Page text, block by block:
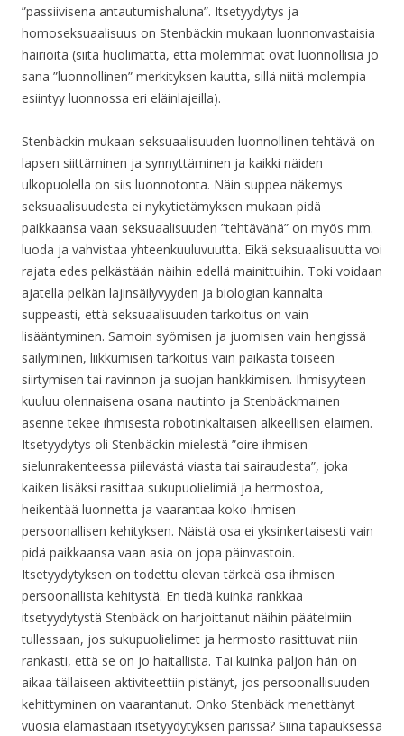
”passiivisena antautumishaluna”. Itsetyydytys ja
homoseksuaalisuus on Stenbäckin mukaan luonnonvastaisia
häiriöitä (siitä huolimatta, että molemmat ovat luonnollisia jo
sana ”luonnollinen” merkityksen kautta, sillä niitä molempia
esiintyy luonnossa eri eläinlajeilla).
Stenbäckin mukaan seksuaalisuuden luonnollinen tehtävä on
lapsen siittäminen ja synnyttäminen ja kaikki näiden
ulkopuolella on siis luonnotonta. Näin suppea näkemys
seksuaalisuudesta ei nykytietämyksen mukaan pidä
paikkaansa vaan seksuaalisuuden ”tehtävänä” on myös mm.
luoda ja vahvistaa yhteenkuuluvuutta. Eikä seksuaalisuutta voi
rajata edes pelkästään näihin edellä mainittuihin. Toki voidaan
ajatella pelkän lajinsäilyvyyden ja biologian kannalta
suppeasti, että seksuaalisuuden tarkoitus on vain
lisääntyminen. Samoin syömisen ja juomisen vain hengissä
säilyminen, liikkumisen tarkoitus vain paikasta toiseen
siirtymisen tai ravinnon ja suojan hankkimisen. Ihmisyyteen
kuuluu olennaisena osana nautinto ja Stenbäckmainen
asenne tekee ihmisestä robotinkaltaisen alkeellisen eläimen.
Itsetyydytys oli Stenbäckin mielestä ”oire ihmisen
sielunrakenteessa piilevästä viasta tai sairaudesta”, joka
kaiken lisäksi rasittaa sukupuolielimiä ja hermostoa,
heikentää luonnetta ja vaarantaa koko ihmisen
persoonallisen kehityksen. Näistä osa ei yksinkertaisesti vain
pidä paikkaansa vaan asia on jopa päinvastoin.
Itsetyydytyksen on todettu olevan tärkeä osa ihmisen
persoonallista kehitystä. En tiedä kuinka rankkaa
itsetyydytystä Stenbäck on harjoittanut näihin päätelmiin
tullessaan, jos sukupuolielimet ja hermosto rasittuvat niin
rankasti, että se on jo haitallista. Tai kuinka paljon hän on
aikaa tällaiseen aktiviteettiin pistänyt, jos persoonallisuuden
kehittyminen on vaarantanut. Onko Stenbäck menettänyt
vuosia elämästään itsetyydytyksen parissa? Siinä tapauksessa